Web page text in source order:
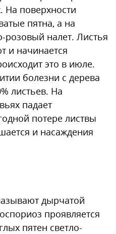
На поверхности
пятна, а на
розовый налет. Листья
и начинается
это в июле.
болезни с дерева
листьев. На
падает
потере листвы
и насаждения
дырчатой
проявляется
пятен светло-